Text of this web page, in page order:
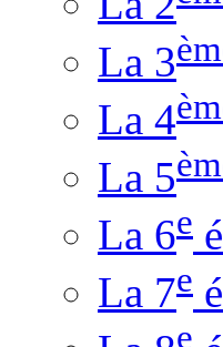
La 3
La 4
La 5
La 6e
La 7e
e